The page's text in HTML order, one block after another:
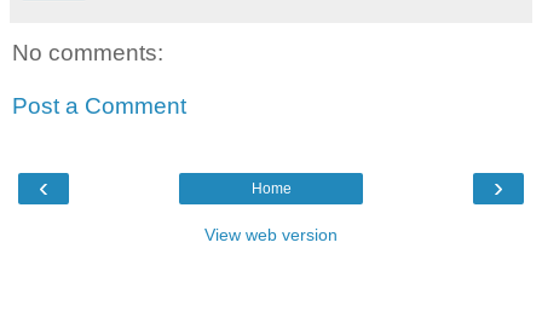
No comments:
Post a Comment
‹ ›
Home
View web version